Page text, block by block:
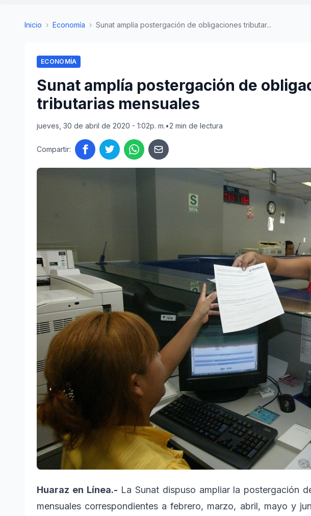
Inicio › Economía › Sunat amplía postergación de obligaciones tributar...
ECONOMÍA
Sunat amplía postergación de
tributarias mensuales
jueves, 30 de abril de 2020 - 1:02p. m.•2 min de lectura
Compartir:
Huaraz en Línea.- La Sunat dispuso ampliar la postergación
mensuales correspondientes a febrero, marzo, abril, mayo y